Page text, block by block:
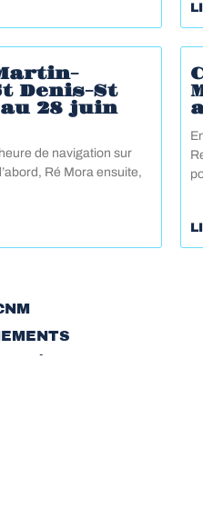
Denis-St
28 juin
de navigation sur
Ré Mora ensuite,